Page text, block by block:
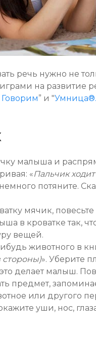
речь нужно не
на развитие
” и "Умница®.
малыша и
«Пальчик
потяните.
мячик,
в кроватке так,
вещей.
животного в
». Уберите
делает малыш.
предмет,
или другого
уши, нос,